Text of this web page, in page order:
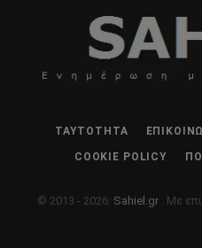
ΤΑΥΤΌΤΗΤΑ
COOKIE POLICY
© 2013 - 2026: Sahiel.gr . Με